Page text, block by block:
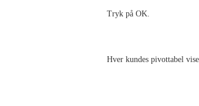
Tryk på OK.
Hver kundes pivottabel